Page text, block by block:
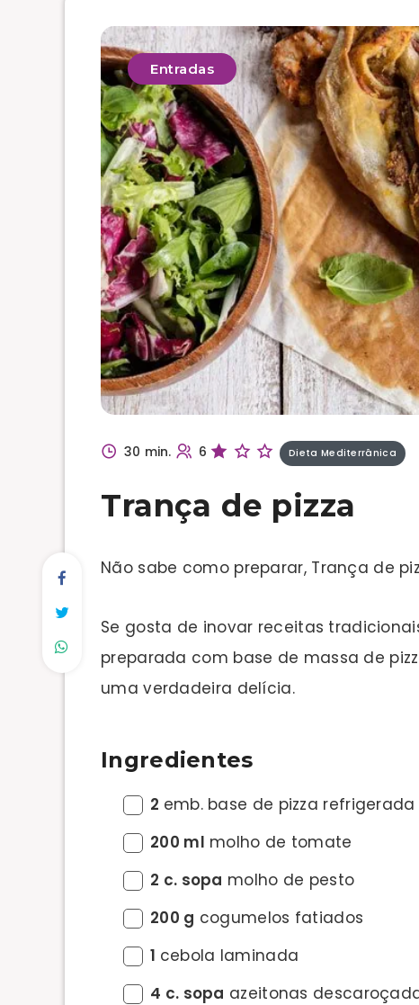
Entradas
30 min. 6 Dieta Mediterrânica
Trança de pizza
Não sabe como preparar, Trança de
Se gosta de inovar receitas
preparada com base de massa de
uma verdadeira delícia.
Ingredientes
2 emb. base de pizza refrigerada
200 ml molho de tomate
2 c. sopa molho de pesto
200 g cogumelos fatiados
1 cebola laminada
4 c. sopa azeitonas